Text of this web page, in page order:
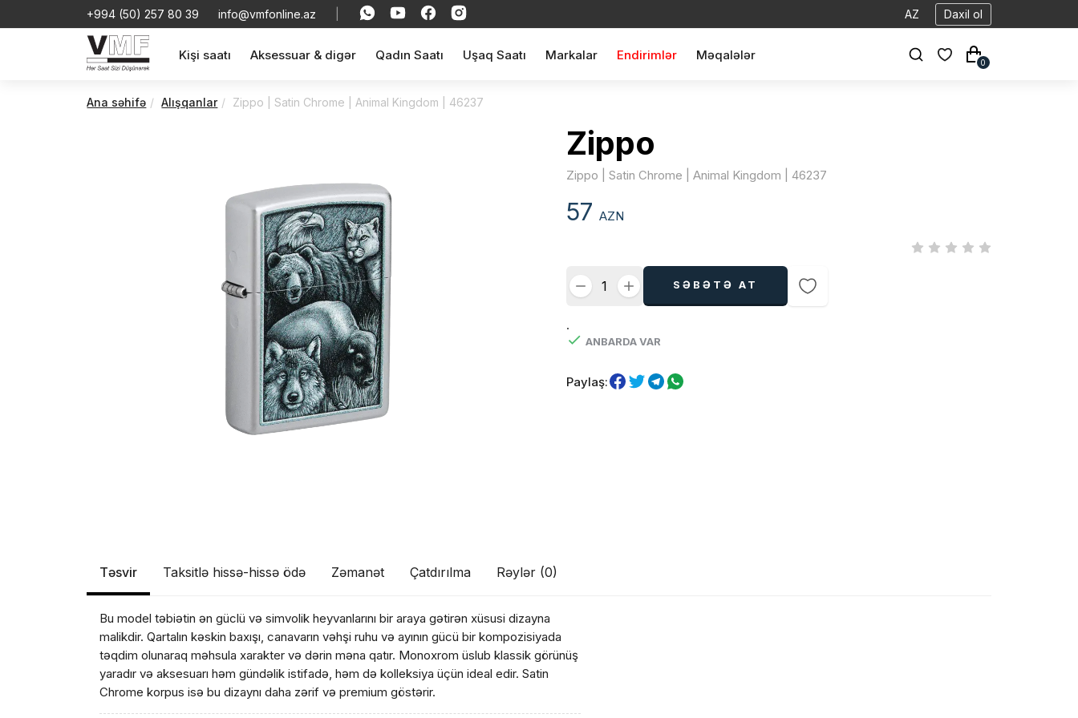
+994 (50) 257 80 39 info@vmfonline.az AZ Daxil ol
Kişi saatı Aksessuar & digər Qadın Saatı Uşaq Saatı Markalar Endirimlər Məqalələr
0
Ana səhifə Alışqanlar Zippo | Satin Chrome | Animal Kingdom | 46237
Zippo
Zippo | Satin Chrome | Animal Kingdom | 46237
57 AZN
SƏBƏTƏ AT
.
ANBARDA VAR
Paylaş:
Təsvir Taksitlə hissə-hissə ödə Zəmanət Çatdırılma Rəylər (0)
Bu model təbiətin ən güclü və simvolik heyvanlarını bir araya gətirən xüsusi dizayna
malikdir. Qartalın kəskin baxışı, canavarın vəhşi ruhu və ayının gücü bir kompozisiyada
təqdim olunaraq məhsula xarakter və dərin məna qatır. Monoxrom üslub klassik görünüş
yaradır və aksesuarı həm gündəlik istifadə, həm də kolleksiya üçün ideal edir. Satin
Chrome korpus isə bu dizaynı daha zərif və premium göstərir.
Məhsul(lar) səbətə əlavə edildi